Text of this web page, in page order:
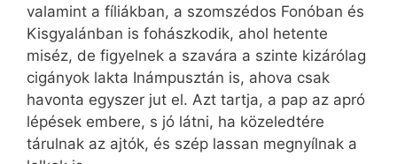
valamint a fíliákban, a szomszédos Fonóban és
Kisgyalánban is fohászkodik, ahol hetente
miséz, de figyelnek a szavára a szinte kizárólag
cigányok lakta Inámpusztán is, ahova csak
havonta egyszer jut el. Azt tartja, a pap az apró
lépések embere, s jó látni, ha közeledtére
tárulnak az ajtók, és szép lassan megnyílnak a